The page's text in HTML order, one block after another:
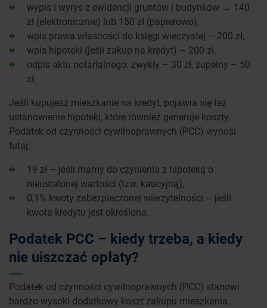
wypis i wyrys z ewidencji gruntów i budynków → 140
zł (elektronicznie) lub 150 zł (papierowo),
wpis prawa własności do księgi wieczystej – 200 zł,
wpis hipoteki (jeśli zakup na kredyt) – 200 zł,
odpis aktu notarialnego: zwykły – 30 zł, zupełny – 50
zł,
Jeśli kupujesz mieszkanie na kredyt, pojawia się też
ustanowienie hipoteki, które również generuje koszty.
Podatek od czynności cywilnoprawnych (PCC) wynosi
tutaj:
19 zł – jeśli mamy do czynienia z hipoteką o
nieustalonej wartości (tzw. kaucyjną),
0,1% kwoty zabezpieczonej wierzytelności – jeśli
kwota kredytu jest określona.
Podatek PCC – kiedy trzeba, a kiedy
nie uiszczać opłaty?
Podatek od czynności cywilnoprawnych (PCC) stanowi
bardzo wysoki dodatkowy koszt zakupu mieszkania.